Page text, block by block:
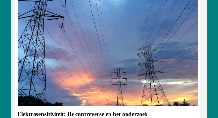
Elektrosensitiviteit: De controverse en het onderzoek